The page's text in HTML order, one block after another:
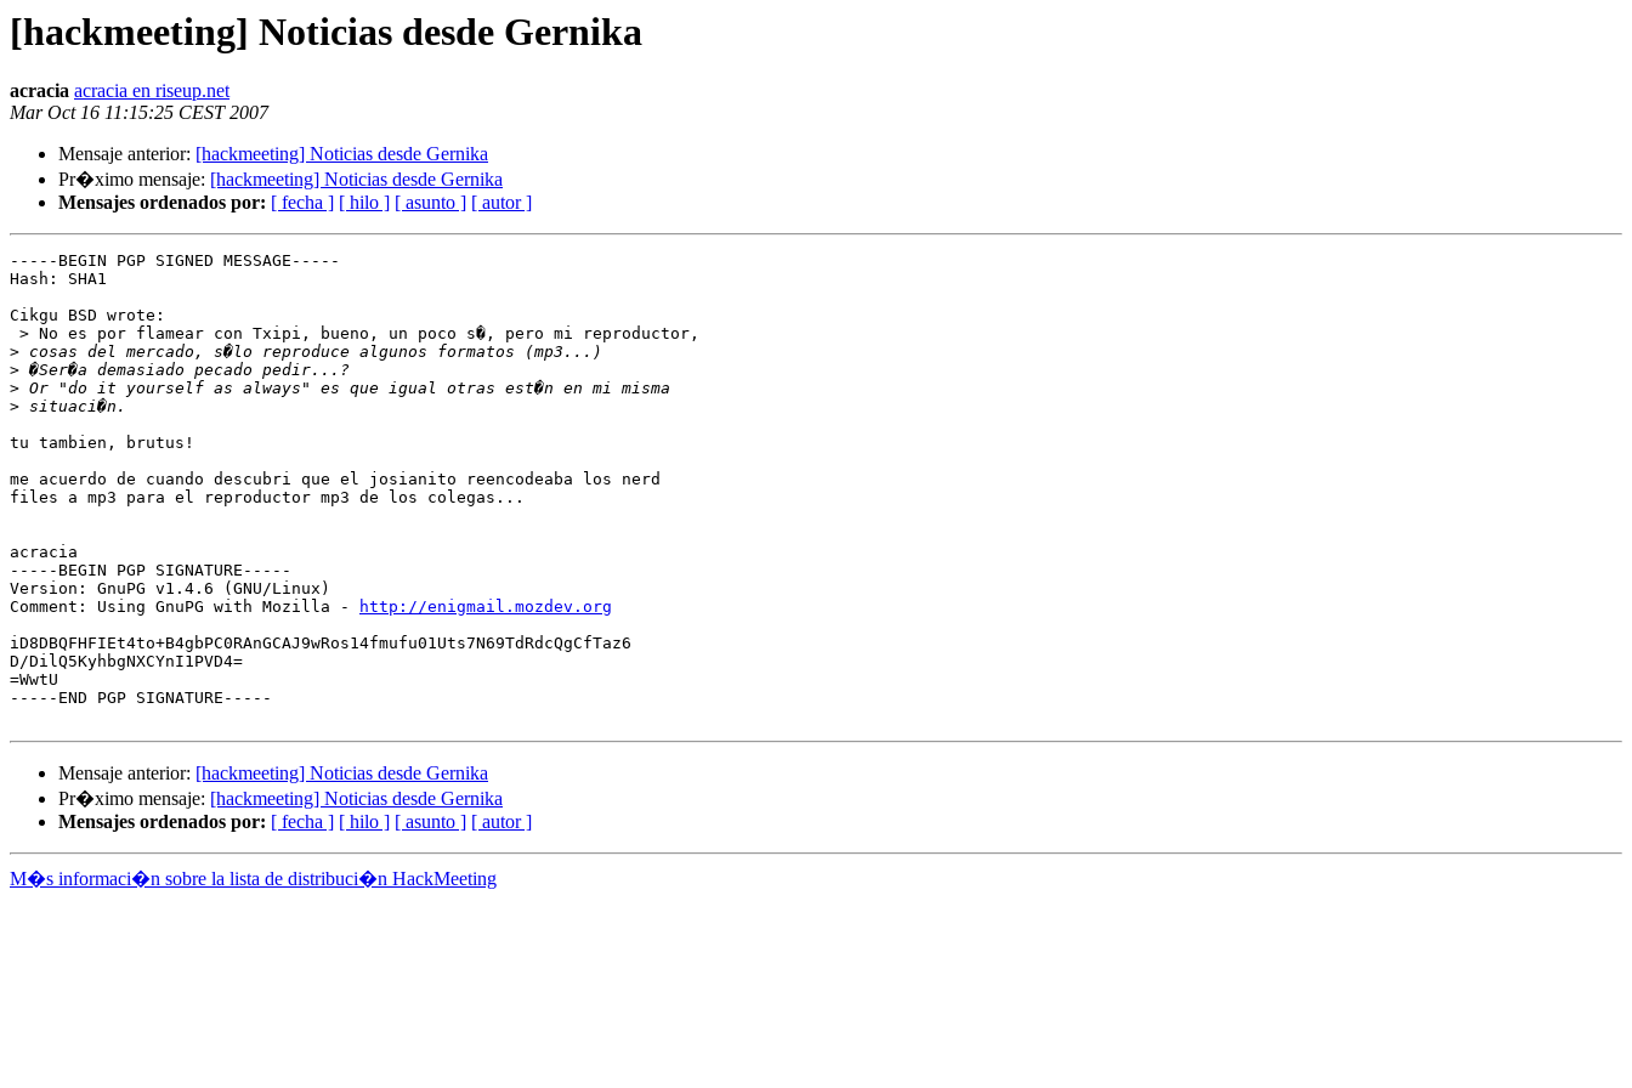
[hackmeeting] Noticias desde Gernika
acracia acracia en riseup.net
Mar Oct 16 11:15:25 CEST 2007
Mensaje anterior: [hackmeeting] Noticias desde Gernika
Pr�ximo mensaje: [hackmeeting] Noticias desde Gernika
Mensajes ordenados por: [ fecha ] [ hilo ] [ asunto ] [ autor ]
-----BEGIN PGP SIGNED MESSAGE-----
Hash: SHA1
Cikgu BSD wrote:
> No es por flamear con Txipi, bueno, un poco s�, pero mi reproductor,
>
>
>
>
tu tambien, brutus!
me acuerdo de cuando descubri que el josianito reencodeaba los nerd
files a mp3 para el reproductor mp3 de los colegas...
acracia
-----BEGIN PGP SIGNATURE-----
Version: GnuPG v1.4.6 (GNU/Linux)
Comment: Using GnuPG with Mozilla -
http://enigmail.mozdev.org
iD8DBQFHFIEt4to+B4gbPC0RAnGCAJ9wRos14fmufu01Uts7N69TdRdcQgCfTaz6
D/DilQ5KyhbgNXCYnI1PVD4=
=WwtU
-----END PGP SIGNATURE-----
Mensaje anterior: [hackmeeting] Noticias desde Gernika
Pr�ximo mensaje: [hackmeeting] Noticias desde Gernika
Mensajes ordenados por: [ fecha ] [ hilo ] [ asunto ] [ autor ]
M�s informaci�n sobre la lista de distribuci�n HackMeeting